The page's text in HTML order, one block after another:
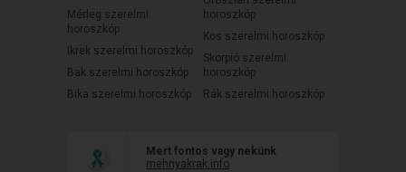
Mérleg szerelmi
horoszkóp
Ikrek szerelmi horoszkóp
Bak szerelmi horoszkóp
Bika szerelmi horoszkóp
horoszkóp
Kos szerelmi horoszkóp
Skorpió szerelmi
horoszkóp
Rák szerelmi horoszkóp
Mert fontos vagy nekünk
mehnyakrak.info